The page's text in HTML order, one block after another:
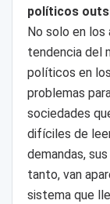
políticos
No solo en los
tendencia del
políticos en
problemas
sociedades
difíciles de
demandas,
tanto, van
sistema que